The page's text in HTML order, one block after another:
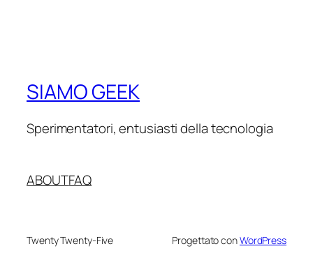
SIAMO GEEK
Sperimentatori, entusiasti della tecnologia
ABOUTFAQ
Twenty Twenty-Five Progettato conWordPress